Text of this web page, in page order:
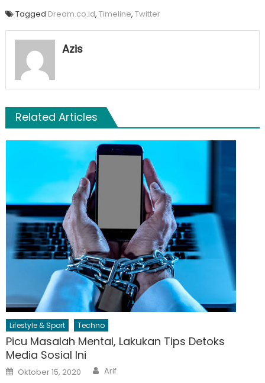
Tagged Dream.co.id, Timeline, Twitter
Azis
Related Articles
Lifestyle & Sport Techno
Picu Masalah Mental, Lakukan Tips Detoks
Media Sosial Ini
Posted
on
Oktober 15, 2020 Author
Arif